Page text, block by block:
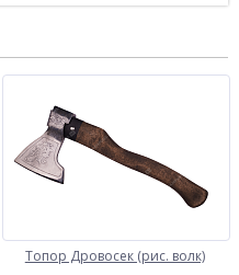
Топор Дровосек (рис. волк)